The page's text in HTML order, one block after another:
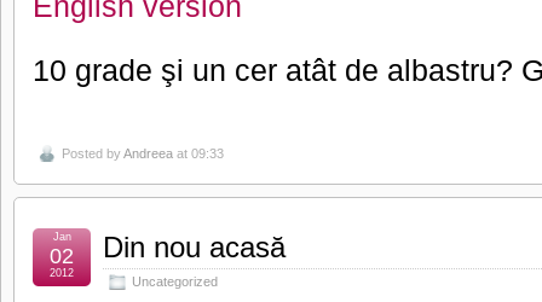
10 grade şi un cer atât de albastru?
Posted byAndreea at 09:33
Din nou acasă
Uncategorized
Jan
02
2012